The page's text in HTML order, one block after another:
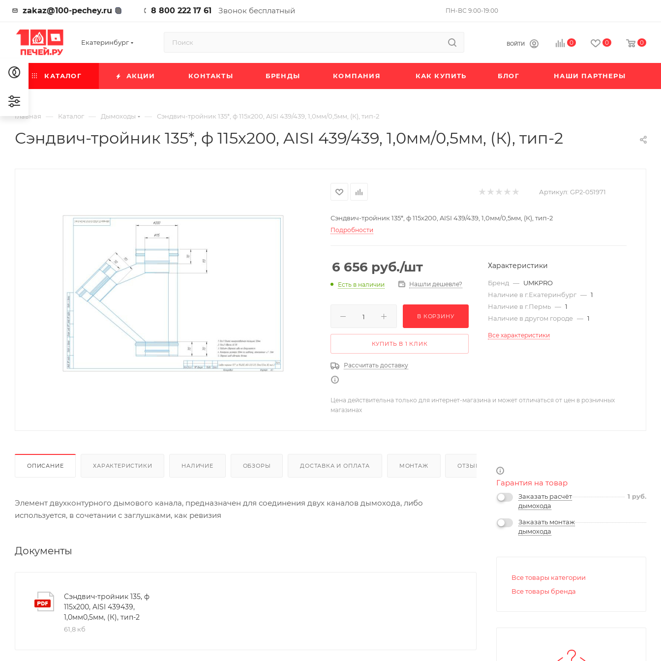
zakaz@100-pechey.ru 8 800 222 17 61 Звонок бесплатный ПН-ВС 9:00-19:00
Екатеринбург ВОЙТИ 0 0 0
КАТАЛОГ АКЦИИ КОНТАКТЫ БРЕНДЫ КОМПАНИЯ КАК КУПИТЬ БЛОГ НАШИ ПАРТНЕРЫ
Главная — Каталог — Дымоходы — Сэндвич-тройник 135*, ф 115х200, AISI 439/439, 1,0мм/0,5мм, (К), тип-2
Сэндвич-тройник 135*, ф 115х200, AISI 439/439, 1,0мм/0,5мм, (К), тип-2
Артикул: GP2-051971
Сэндвич-тройник 135*, ф 115х200, AISI 439/439, 1,0мм/0,5мм, (К), тип-2
Подробности
6 656 руб./шт
Есть в наличии Нашли дешевле?
В КОРЗИНУ
КУПИТЬ В 1 КЛИК
Рассчитать доставку
Характеристики
Бренд — UMKPRO
Наличие в г.Екатеринбург — 1
Наличие в г.Пермь — 1
Наличие в другом городе — 1
Все характеристики
Цена действительна только для интернет-магазина и может отличаться от цен в розничных
магазинах
ОПИСАНИЕ ХАРАКТЕРИСТИКИ НАЛИЧИЕ ОБЗОРЫ ДОСТАВКА И ОПЛАТА МОНТАЖ ОТЗЫВЫ
Элемент двухконтурного дымового канала, предназначен для соединения двух каналов дымохода, либо
используется, в сочетании с заглушками, как ревизия
Документы
Сэндвич-тройник 135, ф
115х200, AISI 439439,
1,0мм0,5мм, (К), тип-2
61,8 кб
Гарантия на товар
Заказать расчёт
дымохода
1 руб.
Заказать монтаж
дымохода
Все товары категории
Все товары бренда